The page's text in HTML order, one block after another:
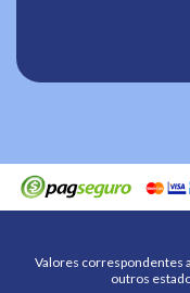
Valores correspondentes
outros